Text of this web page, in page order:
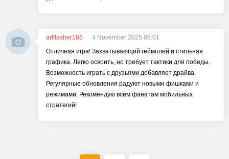
artflasher185
4 November 2025 09:01
Отличная игра! Захватывающий геймплей и стильная
графика. Легко освоить, но требует тактики для победы.
Возможность играть с друзьями добавляет драйва.
Регулярные обновления радуют новыми фишками и
режимами. Рекомендую всем фанатам мобильных
стратегий!